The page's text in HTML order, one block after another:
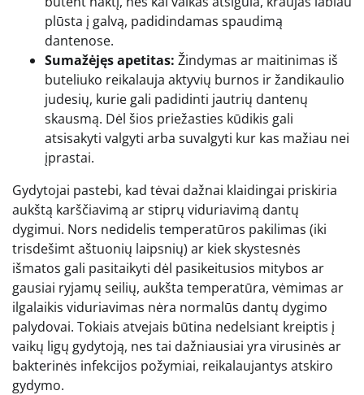
plūsta į galvą, padidindamas spaudimą
dantenose.
Sumažėjęs apetitas: Žindymas ar maitinimas iš
buteliuko reikalauja aktyvių burnos ir žandikaulio
judesių, kurie gali padidinti jautrių dantenų
skausmą. Dėl šios priežasties kūdikis gali
atsisakyti valgyti arba suvalgyti kur kas mažiau nei
įprastai.
Gydytojai pastebi, kad tėvai dažnai klaidingai priskiria
aukštą karščiavimą ar stiprų viduriavimą dantų
dygimui. Nors nedidelis temperatūros pakilimas (iki
trisdešimt aštuonių laipsnių) ar kiek skystesnės
išmatos gali pasitaikyti dėl pasikeitusios mitybos ar
gausiai ryjamų seilių, aukšta temperatūra, vėmimas ar
ilgalaikis viduriavimas nėra normalūs dantų dygimo
palydovai. Tokiais atvejais būtina nedelsiant kreiptis į
vaikų ligų gydytoją, nes tai dažniausiai yra virusinės ar
bakterinės infekcijos požymiai, reikalaujantys atskiro
gydymo.